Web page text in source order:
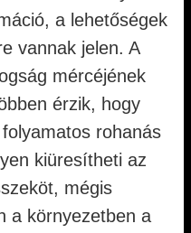
a lehetőségek
vannak jelen. A
mércéjének
érzik, hogy
rohanás
kiüresítheti az
mégis
a környezetben a